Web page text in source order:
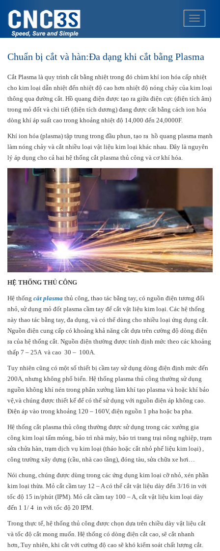
p
Chuẩn bị cắt và hàn:Đa dạng khi cắt bằng Plasma
Cắt Plasma là quy trình cắt bằng nhiệt trong đó chùm khí ion hóa cấp nhiệt
cho kim loại dẫn nhiệt đến nhiệt độ cao hơn nhiệt độ nóng chảy của kim loại
thông qua đường cắt. Hồ quang điện được tạo ra giữa điện cực (điện tích âm)
trong mỏ đốt và chi tiết (điện tích dương) đang được cắt bằng cách ion hóa
dòng khí áp suất cao trong khoảng nhiệt độ 14,000 đến 24,0000F.
Khí ion hóa (plasma) tập trung trong đầu phun, tạo ra hồ quang plasma mạnh
làm nóng chảy và cắt nhiều loại vật liệu kim loại khác nhau. Đây là nguyên
lý áp dụng cho cả hai hệ thống cắt plasma thủ công và cơ khí hóa.
HỆ THỐNG THỦ CÔNG
Hệ thống cắt plasma thủ công, thao tác bằng tay, có nguồn điện tương đối
nhỏ, sử dụng mỏ đốt plasma cầm tay để cắt vật liệu kim loại. Các hệ thống
này thao tác bằng tay, đa dụng, và có thể dùng cho nhiều loại ứng dụng cắt.
Nguồn điện cung cấp có khoảng khả năng cắt dựa trên cường độ dòng điện
ra của hệ thống cắt. Nguồn điện thường được tính định mức theo các khoảng
thấp 7 – 25A và cao 30 – 100A.
Tuy nhiên cũng có một số thiết bị cầm tay sử dụng dòng điện định mức đến
200A, nhưng không phổ biến. Hệ thống plasma thủ công thường sử dụng
nguồn không khí nén trong phân xưởng làm khí tạo plasma và hoặc khí bảo
vệ,và chúng được thiết kế để có thể sử dụng với nguồn điện áp không cao.
Điện áp vào trong khoảng 120 – 160V, điện nguồn 1 pha hoặc ba pha.
Hệ thống cắt plasma thủ công thường được sử dụng trong các xưởng gia
công kim loại tấm mỏng, bảo trì nhà máy, bảo tri trang trại nông nghiệp, trạm
sửa chửa hàn, trạm dịch vụ kim loại (tháo hoặc cắt nhỏ phế liệu kim loại) ,
công trường xây dựng (cầu, nhà cao tầng), đóng tàu, sửa chữa xe hơi…
Nói chung, chúng được dùng trong các ứng dụng kim loại cỡ nhỏ, xén phần
kim loại thừa. Mỏ cắt cầm tay 12 – A có thể cắt vật liệu dày đến 3/16 in với
tốc độ 15 in/phút (IPM). Mỏ cắt cầm tay 100 – A, cắt vật liệu kim loại dày
đến 1 1/ 4 in với tốc độ 20 IPM.
Trong thực tế, hệ thống thủ công được chọn dựa trên chiều dày vật liệu cắt
và tốc độ cắt mong muốn. Hệ thống có dòng điện cắt cao, sẽ cắt nhanh
hơn,.Tuy nhiên, khi cắt với cường độ cao sẽ khó kiểm soát chất lượng cắt.